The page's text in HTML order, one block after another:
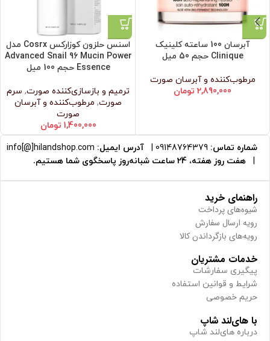
آبرسان 100 ساعته کلینیک
Clinique حجم 50 میل
مرطوب‌کننده و آبرسان صورت
2,890,000 تومان
اسنس حلزون کوزارکس Cosrx مدل
Advanced Snail 96 Mucin Power
Essence حجم 100 میل
ترمیم و بازسازی‌کننده صورت, سرم
صورت, مرطوب‌کننده و آبرسان
صورت
1,400,000 تومان
شماره تماس: 09148764379
| آدرس ایمیل: info[@]hilandshop.com
|
هفت روز هفته، 24 ساعت شبانه‌روز پاسخگوی شما هستیم.
راهنمای خرید
شیوه‌های پرداخت
رویه ارسال سفارش
رویه‌های بازگرداندن کالا
خدمات مشتریان
پیگیری سفارشات
شرایط و قوانین استفاده
حریم خصوصی
با های‌لند شاپ
درباره های‌لند شاپ